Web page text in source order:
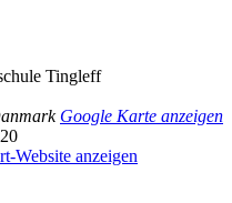
Tingleff
Google Karte anzeigen
Website anzeigen